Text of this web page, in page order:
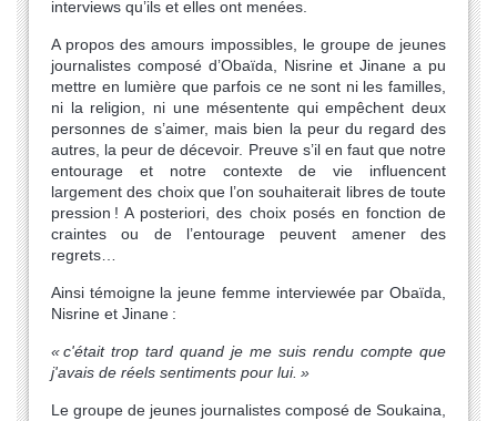
interviews qu’ils et elles ont menées.
A propos des amours impossibles, le groupe de jeunes
journalistes composé d’Obaïda, Nisrine et Jinane a pu
mettre en lumière que parfois ce ne sont ni les familles,
ni la religion, ni une mésentente qui empêchent deux
personnes de s’aimer, mais bien la peur du regard des
autres, la peur de décevoir. Preuve s’il en faut que notre
entourage et notre contexte de vie influencent
largement des choix que l’on souhaiterait libres de toute
pression ! A posteriori, des choix posés en fonction de
craintes ou de l’entourage peuvent amener des
regrets…
Ainsi témoigne la jeune femme interviewée par Obaïda,
Nisrine et Jinane :
«c'était trop tard quand je me suis rendu compte que
j'avais de réels sentiments pour lui. »
Le groupe de jeunes journalistes composé de Soukaina,